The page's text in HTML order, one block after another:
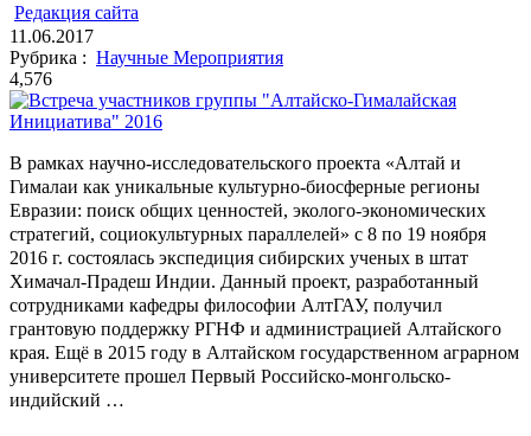
Редакция cайта
11.06.2017
Рубрика : Научные Мероприятия
4,576
В рамках научно-исследовательского проекта «Алтай и
Гималаи как уникальные культурно-биосферные регионы
Евразии: поиск общих ценностей, эколого-экономических
стратегий, социокультурных параллелей» с 8 по 19 ноября
2016 г. состоялась экспедиция сибирских ученых в штат
Химачал-Прадеш Индии. Данный проект, разработанный
сотрудниками кафедры философии АлтГАУ, получил
грантовую поддержку РГНФ и администрацией Алтайского
края. Ещё в 2015 году в Алтайском государственном аграрном
университете прошел Первый Российско-монгольско-
индийский …